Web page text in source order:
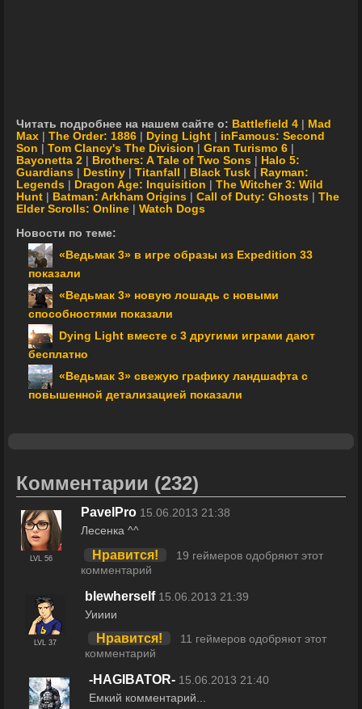
Читать подробнее на нашем сайте о: Battlefield 4
Mad
Max
The Order: 1886 Dying Light
inFamous: Second
Son
Tom Clancy's The Division Gran Turismo 6
Bayonetta 2
Brothers: A Tale of Two Sons
Halo 5:
Guardians
Destiny Titanfall Black Tusk
Rayman:
Legends
Dragon Age: Inquisition
The Witcher 3: Wild
Hunt
Batman: Arkham Origins Call of Duty: Ghosts
The
Elder Scrolls: Online
Watch Dogs
Новости по теме:
«Ведьмак 3» в игре образы из Expedition 33
показали
«Ведьмак 3» новую лошадь с новыми
способностями показали
Dying Light вместе с 3 другими играми дают
бесплатно
«Ведьмак 3» свежую графику ландшафта с
повышенной детализацией показали
Комментарии (232)
LVL 56
PavelPro 15.06.2013 21:38
Лесенка ^^
Нравится!
19 геймеров одобряют этот
комментарий
LVL 37
blewherself 15.06.2013 21:39
Уииии
Нравится!
11 геймеров одобряют этот
комментарий
-HAGIBATOR- 15.06.2013 21:40
Емкий комментарий...